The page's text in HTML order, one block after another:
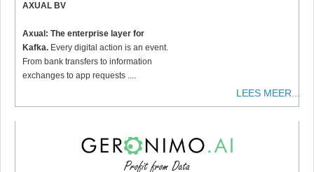
AXUAL BV
Axual: The enterprise layer for
Kafka. Every digital action is an event.
From bank transfers to information
exchanges to app requests ....
LEES MEER...